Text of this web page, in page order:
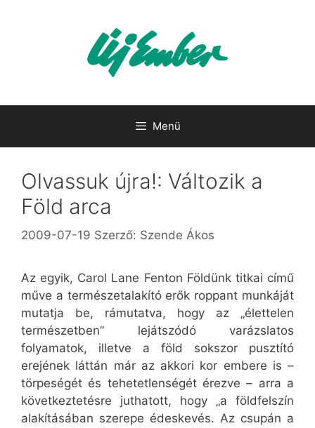
Menü
Olvassuk újra!: Változik a
Föld arca
2009-07-19 Szerző: Szende Ákos
Az egyik, Carol Lane Fenton Földünk titkai című
műve a természetalakító erők roppant munkáját
mutatja be, rámutatva, hogy az „élettelen
természetben” lejátszódó varázslatos
folyamatok, illetve a föld sokszor pusztító
erejének láttán már az akkori kor embere is –
törpeségét és tehetetlenségét érezve – arra a
következtetésre juthatott, hogy „a földfelszín
alakításában szerepe édeskevés. Az csupán a